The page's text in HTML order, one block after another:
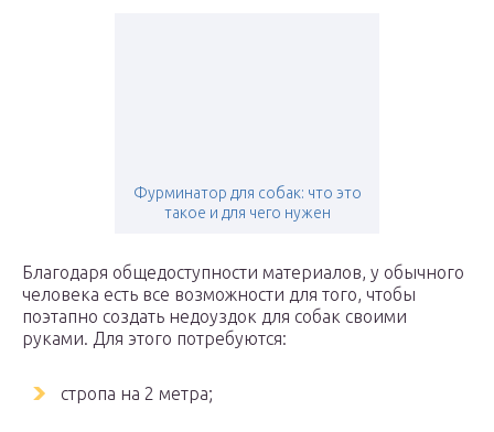
Фурминатор для собак: что это
такое и для чего нужен
Благодаря общедоступности материалов, у обычного
человека есть все возможности для того, чтобы
поэтапно создать недоуздок для собак своими
руками. Для этого потребуются:
стропа на 2 метра;